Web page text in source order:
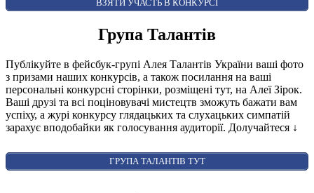
ВЗЯТИ УЧАСТЬ В КОНКУРСІ
Група Талантів
Публікуйте в фейсбук-групі Алея Талантів України ваші фото
з призами наших конкурсів, а також посилання на ваші
персональні конкурсні сторінки, розміщені тут, на Алеї Зірок.
Ваші друзі та всі поціновувачі мистецтв зможуть бажати вам
успіху, а журі конкурсу глядацьких та слухацьких симпатій
зарахує вподобайки як голосування аудиторії. Долучайтеся ↓
ГРУПА ТАЛАНТІВ ТУТ